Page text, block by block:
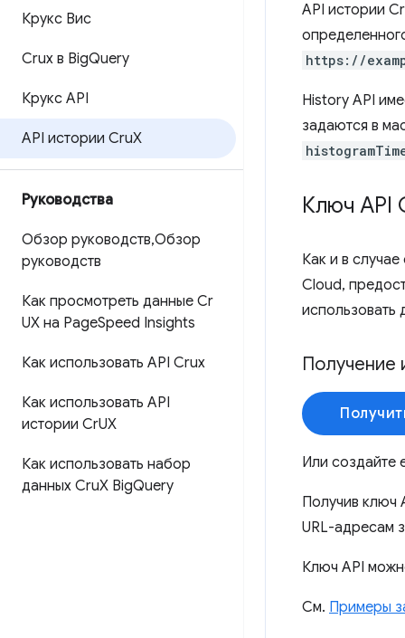
Крукс Вис
Crux в BigQuery
Крукс API
API истории CruX
Руководства
Обзор руководств,Обзор
руководств
Как просмотреть данные Cr
UX на PageSpeed ​​Insights
Как использовать API Crux
Как использовать API
истории CrUX
Как использовать набор
данных CruX BigQuery
API истории
https://
History API
задаются в
Ключ API
Как и в
Cloud,
использовать
Получение
Или создайте
Получив ключ
URL-адресам
Ключ API
См. Примеры